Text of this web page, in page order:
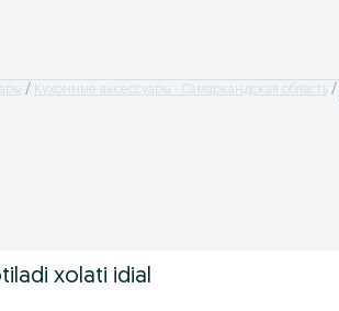
Кухонные аксессуары - Самаркандская область
xolati idial